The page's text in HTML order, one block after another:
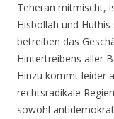
Teheran mitmischt,
Hisbollah und
betreiben das
Hintertreibens aller
Hinzu kommt leider
rechtsradikale
sowohl